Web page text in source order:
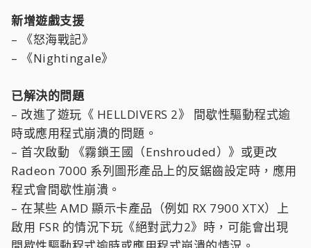
新增遊戲支援
– 《怒海戰記》
– 《Nightingale》
已解決的問題
– 改進了遊玩《 HELLDIVERS 2》 間歇性驅動程式逾
時或應用程式崩潰的問題。
– 首次啟動 《霧鎖王國（Enshrouded）》或更改
Radeon 7000 系列圖形產品上的反鋸齒設定時，應用
程式會間歇性崩潰。
– 在某些 AMD 顯示卡產品（例如 RX 7900 XTX）上
啟用 FSR 的情況下玩《絕對武力2》時，可能會出現